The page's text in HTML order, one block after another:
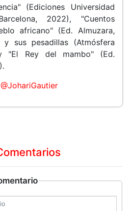
(Ediciones Universidad
2022), "Cuentos
africano" (Ed. Almuzara,
y sus pesadillas (Atmósfera
"El Rey del mambo" (Ed.
@JohariGautier